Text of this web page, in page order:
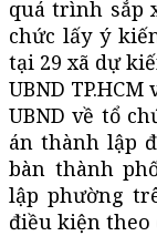
quá trình sắp
chức lấy ý
tại 29 xã dự
UBND
UBND về tổ
án thành lập
bàn thành
lập phường
điều kiện theo